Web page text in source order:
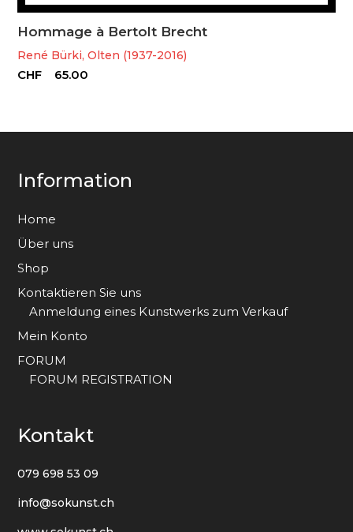
Hommage à Bertolt Brecht
René Bürki, Olten (1937-2016)
CHF 65.00
Information
Home
Über uns
Shop
Kontaktieren Sie uns
Anmeldung eines Kunstwerks zum Verkauf
Mein Konto
FORUM
FORUM REGISTRATION
Kontakt
079 698 53 09
info@sokunst.ch